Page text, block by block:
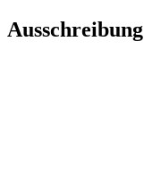
Ausschreibung